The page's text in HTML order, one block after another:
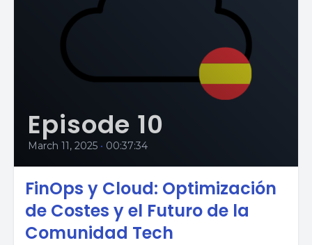
Episode 10
March 11, 2025 • 00:37:34
FinOps y Cloud: Optimización
de Costes y el Futuro de la
Comunidad Tech